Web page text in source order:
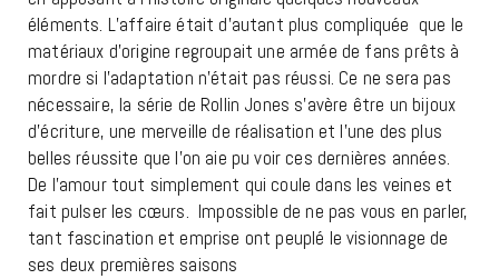
éléments. L’affaire était d’autant plus compliquée que le
matériaux d’origine regroupait une armée de fans prêts à
mordre si l’adaptation n’était pas réussi. Ce ne sera pas
nécessaire, la série de Rollin Jones s’avère être un bijoux
d’écriture, une merveille de réalisation et l’une des plus
belles réussite que l’on aie pu voir ces dernières années.
De l’amour tout simplement qui coule dans les veines et
fait pulser les cœurs. Impossible de ne pas vous en parler,
tant fascination et emprise ont peuplé le visionnage de
ses deux premières saisons